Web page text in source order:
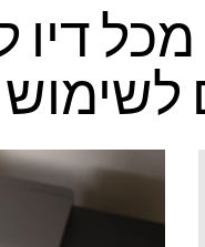
דיו
לשימוש